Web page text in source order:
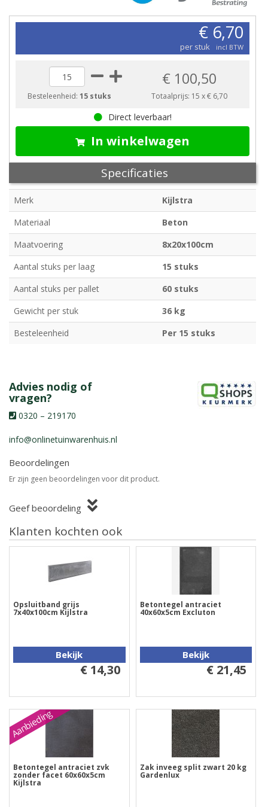
€ 6,70
per stuk incl BTW
Besteleenheid: 15 stuks
€ 100,50
Totaalprijs: 15 x€ 6,70
Direct leverbaar!
In winkelwagen
Specificaties
Merk
Kijlstra
Materiaal
Beton
Maatvoering
8x20x100cm
Aantal stuks per laag
15 stuks
Aantal stuks per pallet
60 stuks
Gewicht per stuk
36 kg
Besteleenheid
Per 15 stuks
Advies nodig of
vragen?
0320 – 219170
info@onlinetuinwarenhuis.nl
Beoordelingen
Er zijn geen beoordelingen voor dit product.
Geef beoordeling
Klanten kochten ook
Opsluitband grijs
7x40x100cm Kijlstra
Bekijk
€ 14,30
Betontegel antraciet
40x60x5cm Excluton
Bekijk
€ 21,45
Aanbieding
Betontegel antraciet zvk
zonder facet 60x60x5cm
Kijlstra
Zak inveeg split zwart 20 kg
Gardenlux